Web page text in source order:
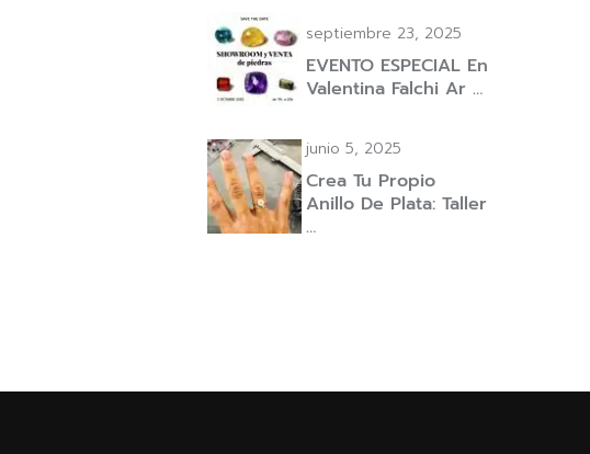
septiembre 23, 2025
EVENTO ESPECIAL En
Valentina Falchi Ar …
junio 5, 2025
Crea Tu Propio
Anillo De Plata: Taller
…